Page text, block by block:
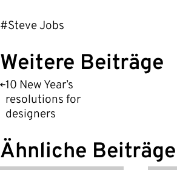
#Steve Jobs
Weitere Beiträge
10 New Year’s
resolutions for
designers
Ähnliche Beiträge